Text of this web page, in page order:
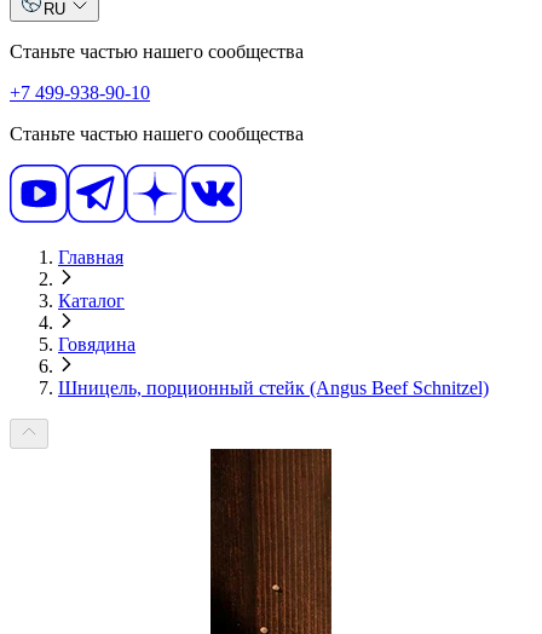
RU
Станьте частью нашего сообщества
+7 499-938-90-10
Станьте частью нашего сообщества
Главная
Каталог
Говядина
Шницель, порционный стейк (Angus Beef Schnitzel)